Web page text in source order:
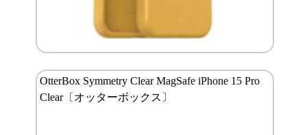
OtterBox Symmetry Clear MagSafe iPhone 15 Pro
Clear〔オッターボックス〕